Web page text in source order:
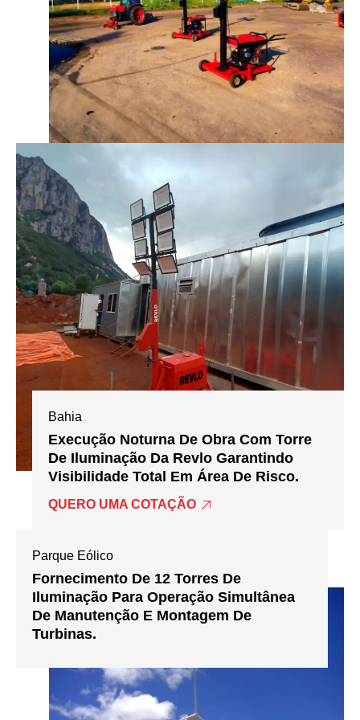
Bahia
Execução Noturna De Obra Com Torre
De Iluminação Da Revlo Garantindo
Visibilidade Total Em Área De Risco.
QUERO UMA COTAÇÃO
Parque Eólico
Fornecimento De 12 Torres De
Iluminação Para Operação Simultânea
De Manutenção E Montagem De
Turbinas.